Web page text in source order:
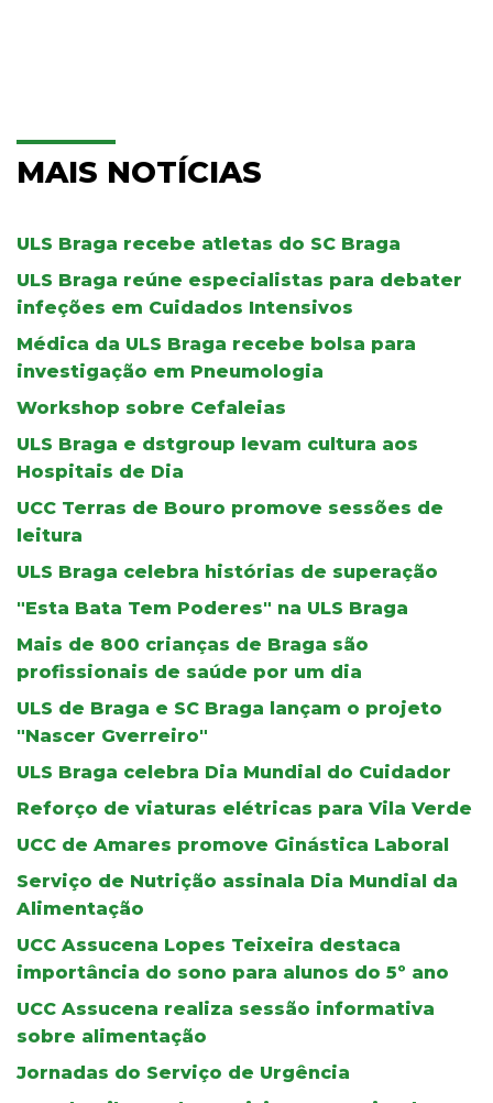
MAIS NOTÍCIAS
ULS Braga recebe atletas do SC Braga
ULS Braga reúne especialistas para debater
infeções em Cuidados Intensivos
Médica da ULS Braga recebe bolsa para
investigação em Pneumologia
Workshop sobre Cefaleias
ULS Braga e dstgroup levam cultura aos
Hospitais de Dia
UCC Terras de Bouro promove sessões de
leitura
ULS Braga celebra histórias de superação
"Esta Bata Tem Poderes" na ULS Braga
Mais de 800 crianças de Braga são
profissionais de saúde por um dia
ULS de Braga e SC Braga lançam o projeto
"Nascer Gverreiro"
ULS Braga celebra Dia Mundial do Cuidador
Reforço de viaturas elétricas para Vila Verde
UCC de Amares promove Ginástica Laboral
Serviço de Nutrição assinala Dia Mundial da
Alimentação
UCC Assucena Lopes Teixeira destaca
importância do sono para alunos do 5º ano
UCC Assucena realiza sessão informativa
sobre alimentação
Jornadas do Serviço de Urgência